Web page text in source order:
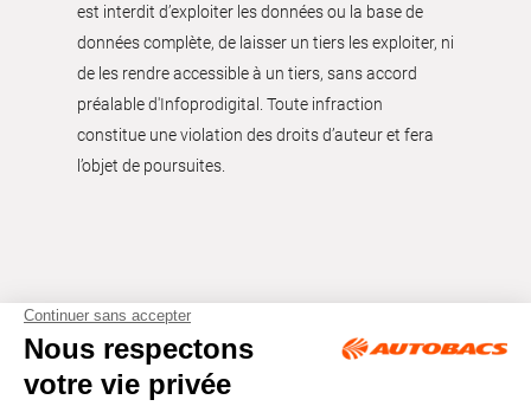
est interdit d’exploiter les données ou la base de
données complète, de laisser un tiers les exploiter, ni
de les rendre accessible à un tiers, sans accord
préalable d'Infoprodigital. Toute infraction
constitue une violation des droits d’auteur et fera
l’objet de poursuites.